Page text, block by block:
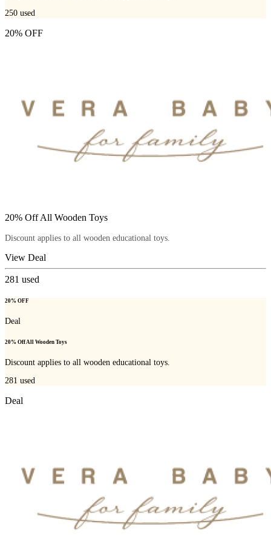
250 used
20% OFF
20% Off All Wooden Toys
Discount applies to all wooden educational toys.
View Deal
281 used
20% OFF
Deal
20% Off All Wooden Toys
Discount applies to all wooden educational toys.
281 used
Deal